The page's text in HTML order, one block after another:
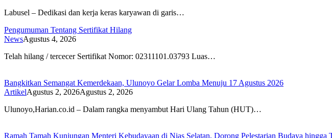
Labusel – Dedikasi dan kerja keras karyawan di garis…
Pengumuman Tentang Sertifikat Hilang
NewsAgustus 4, 2026
Telah hilang / tercecer Sertifikat Nomor: 02311101.03793 Luas…
Bangkitkan Semangat Kemerdekaan, Ulunoyo Gelar Lomba Menuju 17 Agustus 2026
ArtikelAgustus 2, 2026Agustus 2, 2026
Ulunoyo,Harian.co.id – Dalam rangka menyambut Hari Ulang Tahun (HUT)…
Ramah Tamah Kunjungan Menteri Kebudayaan di Nias Selatan, Dorong Pelestarian Budaya hingga